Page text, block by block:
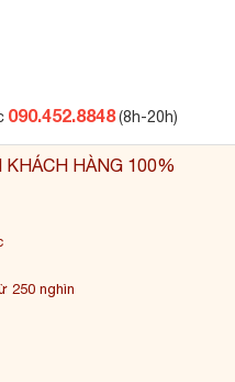
HÀNG 100%
250 nghìn
090.452.8848(8h-20h)